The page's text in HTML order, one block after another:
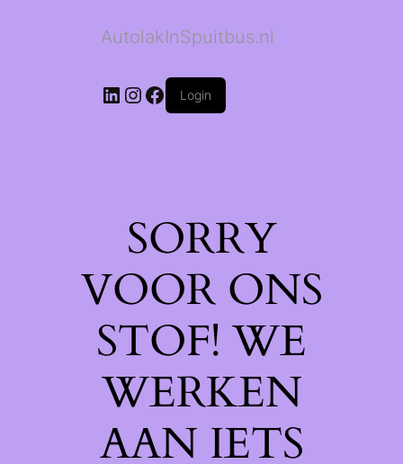
AutolakInSpuitbus.nl
LinkedIn
Instagram
Facebook
Login
SORRY
VOOR ONS
STOF! WE
WERKEN
AAN IETS